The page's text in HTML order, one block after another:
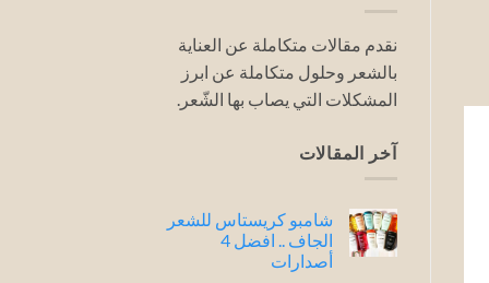
نقدم مقالات متكاملة عن العناية
بالشعر وحلول متكاملة عن ابرز
المشكلات التي يصاب بها الشّعر.
آخر المقالات
شامبو كريستاس للشعر
الجاف .. افضل 4
أصدارات